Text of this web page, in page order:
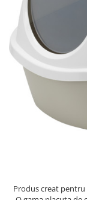
Produs creat